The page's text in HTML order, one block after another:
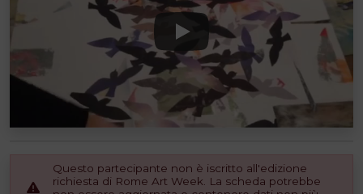
Questo partecipante non è iscritto all'edizione
richiesta di Rome Art Week. La scheda potrebbe